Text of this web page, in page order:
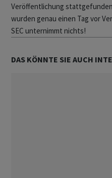
Veröffentlichung
wurden genau einen Tag vor
SEC unternimmt nichts!
DAS KÖNNTE SIE AUCH